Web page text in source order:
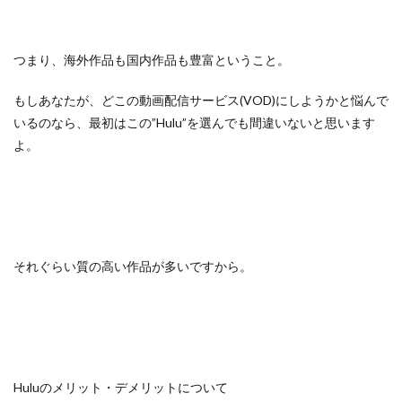
つまり、海外作品も国内作品も豊富ということ。
もしあなたが、どこの動画配信サービス(VOD)にしようかと悩んで
いるのなら、最初はこの”Hulu”を選んでも間違いないと思います
よ。
それぐらい質の高い作品が多いですから。
Huluのメリット・デメリットについて